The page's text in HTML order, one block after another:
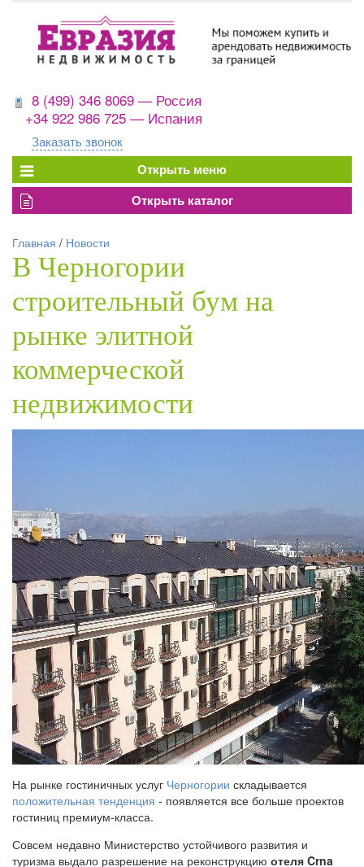
8 (499) 346 8069 — Россия
+34 922 986 725 — Испания
Заказать звонок
Главная / Новости
В Черногории
строительный бум на
рынке элитной
коммерческой
недвижимости
На рынке гостиничных услуг Черногории складывается
положительная тенденция - появляется все больше проектов
гостиниц премиум-класса.
Совсем недавно Министерство устойчивого развития и
туризма выдало разрешение на реконструкцию отеля Crna